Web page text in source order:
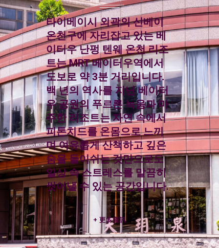
타이베이시 외곽의 신베이
온천구에 자리잡고 있는 베
이터우 난펑 텐웨 온천 리조
트는 MRT 베이터우역에서
도보로 약 3분 거리입니다.
백 년의 역사를 지닌 베이터
우 공원의 푸르른 녹음과 마
주한 리조트는 자연 속에서
피톤치드를 온몸으로 느끼
며 여유롭게 산책하고 깊은
숨을 들이쉬는 것만으로도
일상 속 스트레스를 말끔히
씻어낼 수 있는 공간입니다.
更多資訊